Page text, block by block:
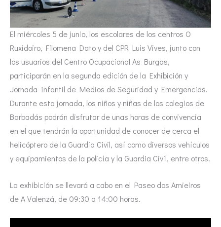
El miércoles 5 de junio, los escolares de los centros O
Ruxidoiro, Filomena Dato y del CPR Luis Vives, junto con
los usuarios del Centro Ocupacional As Burgas,
participarán en la segunda edición de la Exhibición y
Jornada Infantil de Medios de Seguridad y Emergencias.
Durante esta jornada, los niños y niñas de los colegios de
Barbadás podrán disfrutar de unas horas de convivencia
en el que tendrán la oportunidad de conocer de cerca el
helicóptero de la Guardia Civil, así como diversos vehículos
y equipamientos de la policía y la Guardia Civil, entre otros.
La exhibición se llevará a cabo en el Paseo dos Amieiros
de A Valenzá, de 09:30 a 14:00 horas.